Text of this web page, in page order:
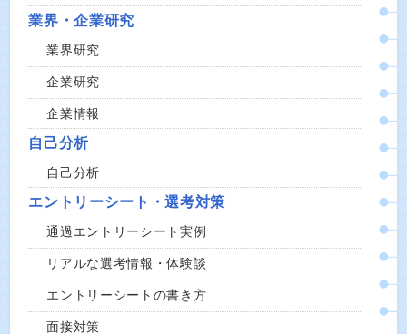
業界・企業研究
業界研究
企業研究
企業情報
自己分析
自己分析
エントリーシート・選考対策
通過エントリーシート実例
リアルな選考情報・体験談
エントリーシートの書き方
面接対策